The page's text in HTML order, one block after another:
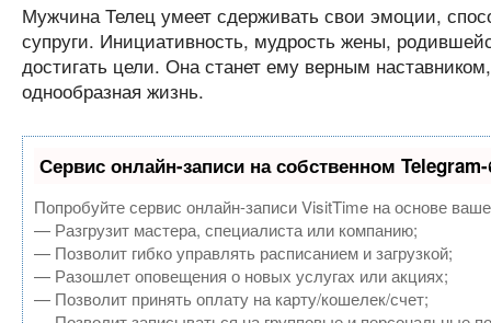
Мужчина Телец умеет сдерживать свои эмоции,
супруги. Инициативность, мудрость жены,
достигать цели. Она станет ему верным
однообразная жизнь.
Сервис онлайн-записи на собственном
Попробуйте сервис онлайн-записи VisitTime на основе
— Разгрузит мастера, специалиста или компанию;
— Позволит гибко управлять расписанием и загрузкой;
— Разошлет оповещения о новых услугах или акциях;
— Позволит принять оплату на карту/кошелек/счет;